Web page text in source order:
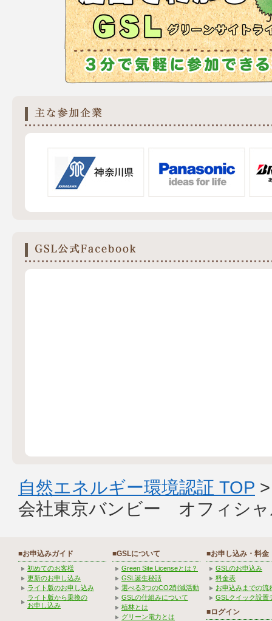
自然エネルギー環境認証 TOP
会社東京バンビー オフィシャ
■お申込みガイド
初めてのお客様
更新のお申し込み
ライト版のお申し込み
ライト版から乗換の
お申し込み
■GSLについて
Green Site Licenseとは？
GSL誕生秘話
選べる3つのCO2削減活動
GSLの仕組みについて
植林とは
グリーン電力とは
■お申し込み・料金
GSLのお申込み
料金表
お申込みまでの流
GSLクイック設置
■ログイン